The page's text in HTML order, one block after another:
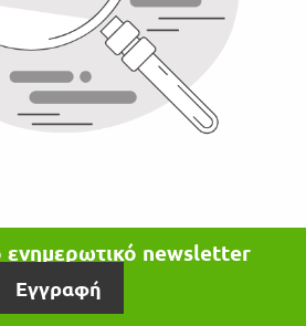
newsletter
Εγγραφή